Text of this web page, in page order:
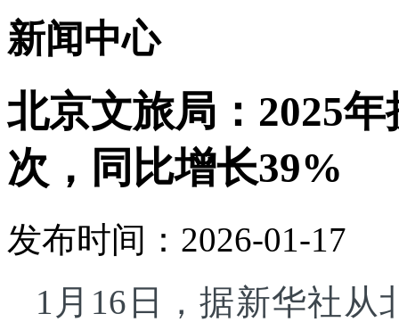
新闻中心
北京文旅局：2025
次，同比增长39%
发布时间：2026-01-17
1月16日，据新华社从